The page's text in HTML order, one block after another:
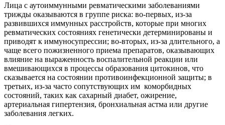
Лица с аутоиммунными ревматическими заболеваниями
трижды оказываются в группе риска: во-первых, из-за
развившихся иммунных расстройств, которые при многих
ревматических состояниях генетически детерминированы и
приводят к иммуносупрессии; во-вторых, из-за длительного, а
чаще всего пожизненного приема препаратов, оказывающих
влияние на выраженность воспалительной реакции или
вмешивающихся в процессы образования цитокинов, что
сказывается на состоянии противоинфекционной защиты; в
третьих, из-за часто сопутствующих им коморбидных
состояний, таких как сахарный диабет, ожирение,
артериальная гипертензия, бронхиальная астма или другие
заболевания легких.